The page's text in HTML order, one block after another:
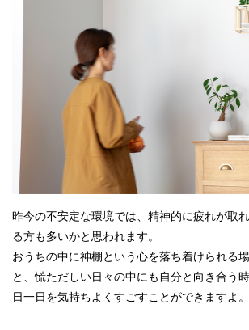
昨今の不安定な環境では、精神的に疲れが取
る方も多いかと思われます。
おうちの中に神棚という心を落ち着けられる
と、慌ただしい日々の中にも自分と向き合う
日一日を気持ちよくすごすことができますよ。